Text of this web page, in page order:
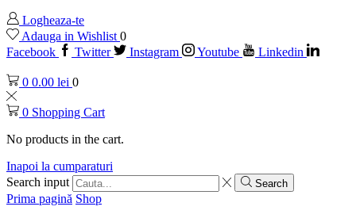
Logheaza-te
Adauga in Wishlist 0
Facebook
Twitter Instagram Youtube Linkedin
0 0.00 lei 0
0 Shopping Cart
No products in the cart.
Inapoi la cumparaturi
Search input
Search
Prima pagină Shop